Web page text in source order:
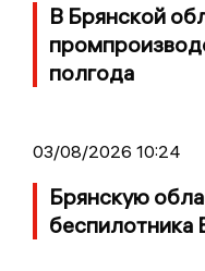
В Брянской
полгода
03/08/2026 10:24
Брянскую
беспилотника